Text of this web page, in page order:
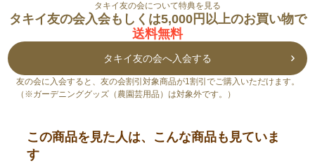
タキイ友の会について特典を見る
タキイ友の会入会もしくは5,000円以上のお買い物で
送料無料
タキイ友の会へ入会する
友の会に入会すると、友の会割引対象商品が1割引でご購入いただけます。
（※ガーデニンググッズ（農園芸用品）は対象外です。）
この商品を見た人は、こんな商品も見ていま
す